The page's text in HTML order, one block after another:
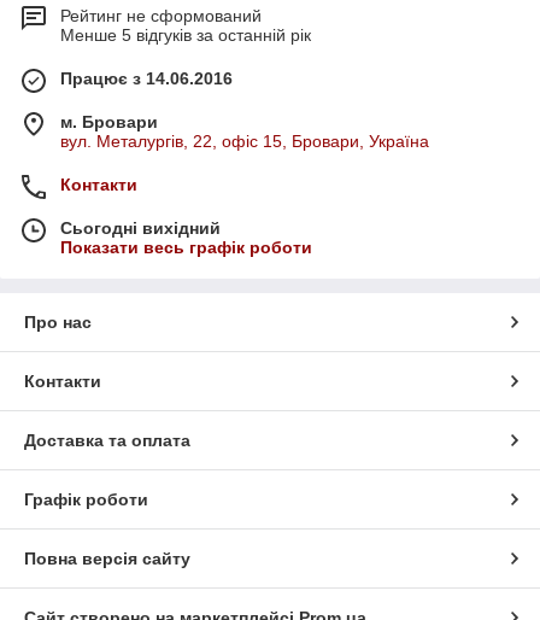
Рейтинг не сформований
Менше 5 відгуків за останній рік
Працює з 14.06.2016
м. Бровари
вул. Металургів, 22, офіс 15, Бровари, Україна
Контакти
Сьогодні вихідний
Показати весь графік роботи
Про нас
Контакти
Доставка та оплата
Графік роботи
Повна версія сайту